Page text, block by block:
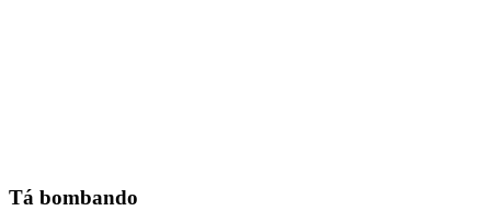
Tá bombando